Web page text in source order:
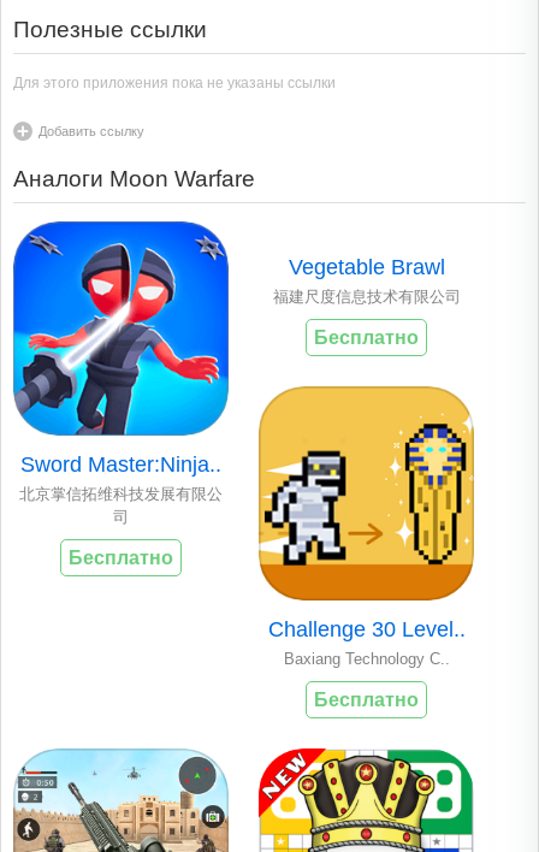
Полезные ссылки
Для этого приложения пока не указаны ссылки
Добавить ссылку
Аналоги Moon Warfare
Sword Master:Ninja..
北京掌信拓维科技发展有限公
司
Бесплатно
Vegetable Brawl
福建尺度信息技术有限公司
Бесплатно
Challenge 30 Level..
Baxiang Technology C..
Бесплатно